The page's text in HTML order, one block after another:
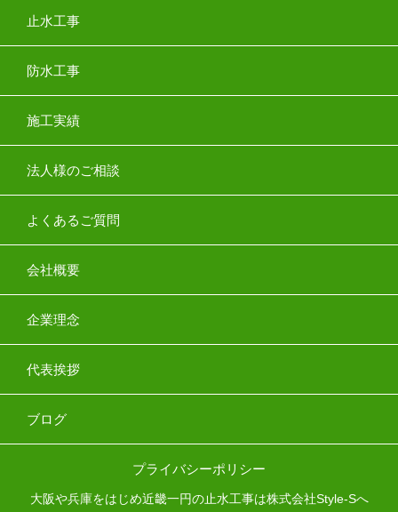
止水工事
防水工事
施工実績
法人様のご相談
よくあるご質問
会社概要
企業理念
代表挨拶
ブログ
プライバシーポリシー
大阪や兵庫をはじめ近畿一円の止水工事は株式会社Style-Sへ